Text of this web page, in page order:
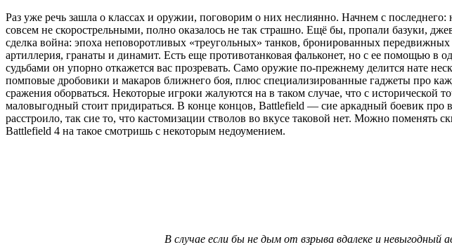
Раз уже речь зашла о классах и оружии, поговорим о них неслиянно. Начнем с
совсем не скорострельными, полно оказалось не так страшно. Ещё бы, пропали базуки,
сделка война: эпоха неповоротливых «треугольных» танков, бронированных
артиллерия, гранаты и динамит. Есть еще противотанковая фальконет, но с ее помощью в
судьбами он упорно откажется вас прозревать. Само оружие по-прежнему делится нате
помповые дробовики и макаров ближнего боя, плюс специализированные гаджеты про
сражения оборваться. Некоторые игроки жалуются на в таком случае, что с
маловыгодный стоит придираться. В конце концов, Battlefield — сие аркадный боевик про
расстроило, так сие то, что кастомизации стволов во вкусе таковой нет. Можно
Battlefield 4 на такое смотришь с некоторым недоумением.
В случае если бы не дым от взрыва вдалеке и